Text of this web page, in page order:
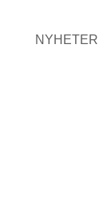
NYHETER